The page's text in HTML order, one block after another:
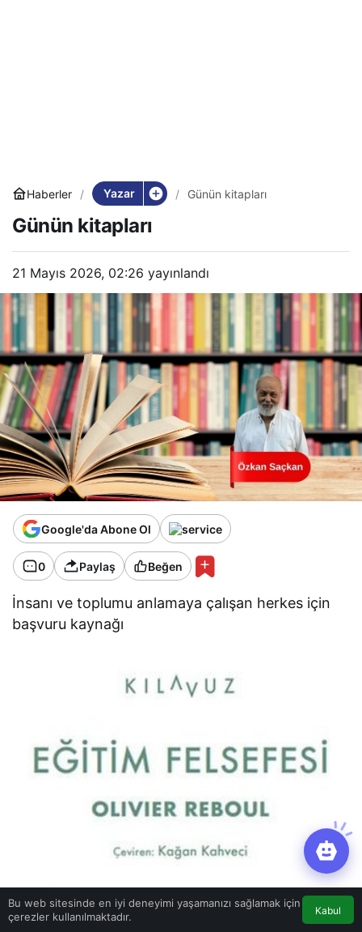
Haberler Yazar Günün kitapları
Günün kitapları
21 Mayıs 2026, 02:26 yayınlandı
Google'da Abone Ol
0 Paylaş Beğen
İnsanı ve toplumu anlamaya çalışan herkes için
başvuru kaynağı
Bu web sitesinde en iyi deneyimi yaşamanızı sağlamak için
çerezler kullanılmaktadır.
Kabul